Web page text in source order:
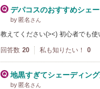
デパコスのおすすめシェ
by 匿名 さん
教えてください(><) 初心者でも使
回答数 20 私も知りたい！ 0
地黒すぎてシェーディン
by 匿名 さん